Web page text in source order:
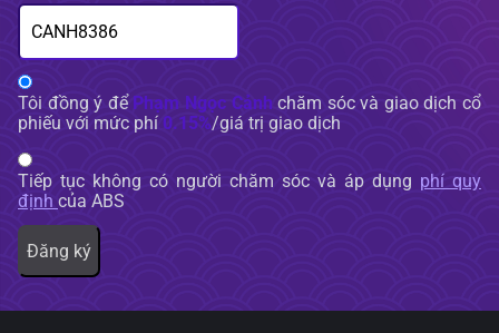
Tôi đồng ý để Phạm Ngọc Cảnh chăm sóc và giao dịch cổ
phiếu với mức phí 0.15%/giá trị giao dịch
Tiếp tục không có người chăm sóc và áp dụng phí quy
định của ABS
Đăng ký